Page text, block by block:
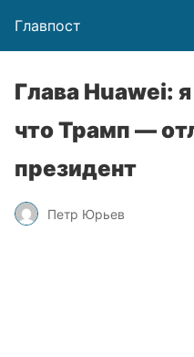
Главпост
Глава Huawei:
что Трамп —
президент
Петр Юрьев